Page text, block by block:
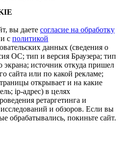
вы даете согласие на обработку
с политикой
данных (сведения о
ОС; тип и версия Браузера; тип
экрана; источник откуда пришел
сайта или по какой рекламе;
открывает и на какие
ip-адрес) в целях
ретаргетинга и
и обзоров. Если вы
обрабатывались, покиньте сайт.